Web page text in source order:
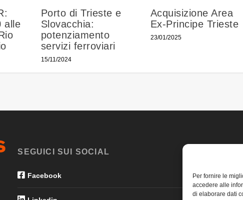
Per fornire le
accedere alle
di elaborare dati
alle
Porto di Trieste e
Slovacchia:
potenziamento
servizi ferroviari
15/11/2024
Acquisizione Area
Ex-Principe Trieste
23/01/2025
SEGUICI SUI SOCIAL
Facebook Home